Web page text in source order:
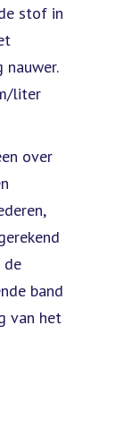
stof in
liter
over
de
band
van het